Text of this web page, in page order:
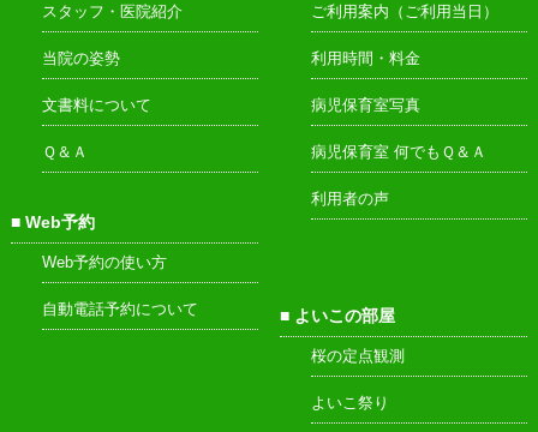
スタッフ・医院紹介
当院の姿勢
文書料について
Ｑ＆Ａ
Web予約
Web予約の使い方
自動電話予約について
ご利用案内（ご利用当日）
利用時間・料金
病児保育室写真
病児保育室 何でもＱ＆Ａ
利用者の声
よいこの部屋
桜の定点観測
よいこ祭り